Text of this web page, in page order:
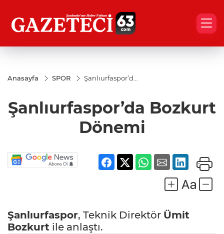
Anasayfa SPOR
Şanlıurfaspor’da
Şanlıurfaspor’da Bozkurt
Dönemi
Şanlıurfaspor, Teknik Direktör Ümit
Bozkurt ile anlaştı.